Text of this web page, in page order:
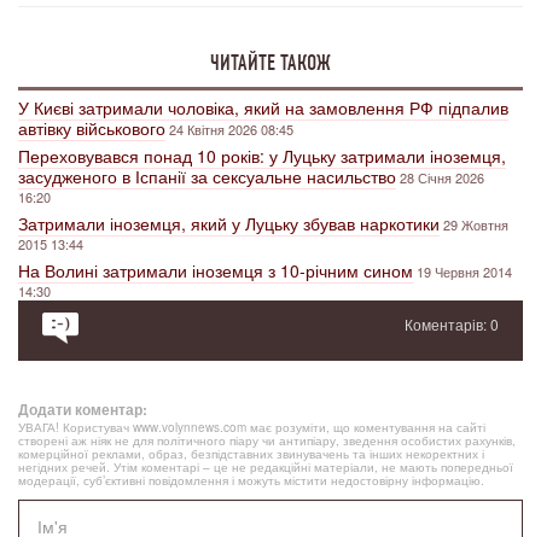
ЧИТАЙТЕ ТАКОЖ
У Києві затримали чоловіка, який на замовлення РФ підпалив
автівку військового24 Квітня 2026 08:45
Переховувався понад 10 років: у Луцьку затримали іноземця,
засудженого в Іспанії за сексуальне насильство28 Січня 2026
16:20
Затримали іноземця, який у Луцьку збував наркотики 29 Жовтня
2015 13:44
На Волині затримали іноземця з 10-річним сином 19 Червня 2014
14:30
Коментарів: 0
Додати коментар:
УВАГА! Користувач www.volynnews.com має розуміти, що коментування на сайті
створені аж ніяк не для політичного піару чи антипіару, зведення особистих рахунків,
комерційної реклами, образ, безпідставних звинувачень та інших некоректних і
негідних речей. Утім коментарі – це не редакційні матеріали, не мають попередньої
модерації, суб’єктивні повідомлення і можуть містити недостовірну інформацію.